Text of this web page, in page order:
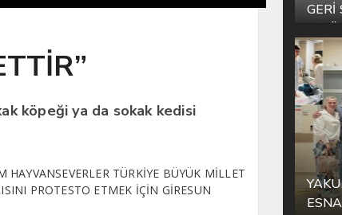
köpeği ya da sokak kedisi
TÜRKİYE BÜYÜK MİLLET
PROTESTO ETMEK İÇİN GİRESUN
GERİ